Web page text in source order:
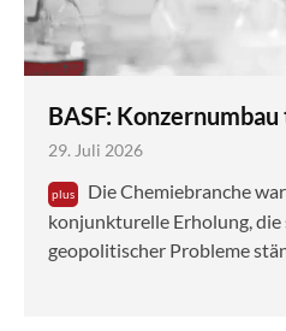
BASF:
29. Juli 2026
Die Chemiebranche
konjunkturelle Erholung, die
geopolitischer Probleme